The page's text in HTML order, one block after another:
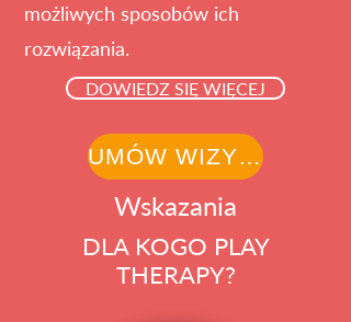
możliwych sposobów ich
rozwiązania.
DOWIEDZ SIĘ WIĘCEJ
UMÓW WIZYTĘ
Wskazania
DLA KOGO PLAY
THERAPY?